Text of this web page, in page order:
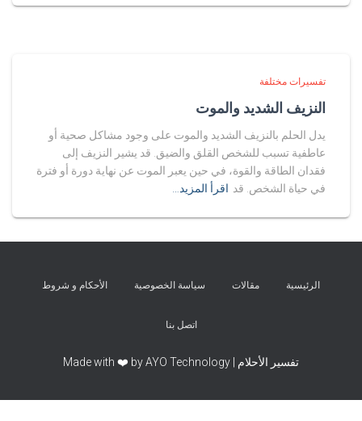
تفسيرات مختلفة
النزيف الشديد والموت
يدل الحلم بالنزيف الشديد والموت على وجود مشاكل صحية أو
عاطفية تسبب للشخص القلق والضيق. قد يشير النزيف إلى
فقدان الطاقة والقوة، في حين يعبر الموت عن نهاية دورة أو فترة
في حياة الشخص. قد اقرأ المزيد…
الرئيسية مقالات سياسة الخصوصية الأحكام و شروط
اتصل بنا
تفسير الأحلام | Made with ❤️ by AYO Technology